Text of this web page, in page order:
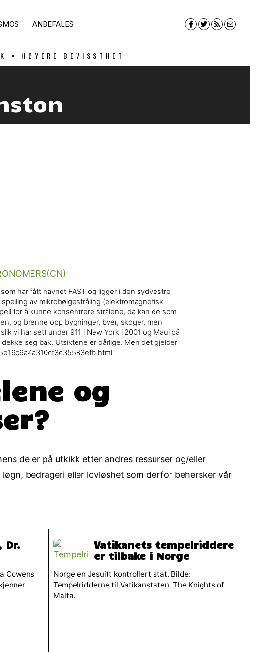
ANBEFALES
= HØYERE BEVISSTHET
har fått navnet FAST og ligger i den sydvestre
av mikrobølgestråling (elektromagnetisk
for å kunne konsentrere strålene, da kan de som
og brenne opp bygninger, byer, skoger, men
vi har sett under 911 i New York i 2001 og Maui på
seg bak. Utsiktene er dårlige. Men det gjelder
og
de er på utkikk etter andres ressurser og/eller
bedrageri eller lovløshet som derfor behersker vår
Dr.
Cowens
Vatikanets tempelriddere
er tilbake i Norge
Norge en Jesuitt kontrollert stat. Bilde:
Tempelridderne til Vatikanstaten, The Knights of
Malta.